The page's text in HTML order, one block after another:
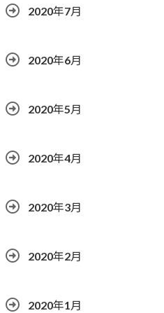
2020年7月
2020年6月
2020年5月
2020年4月
2020年3月
2020年2月
2020年1月